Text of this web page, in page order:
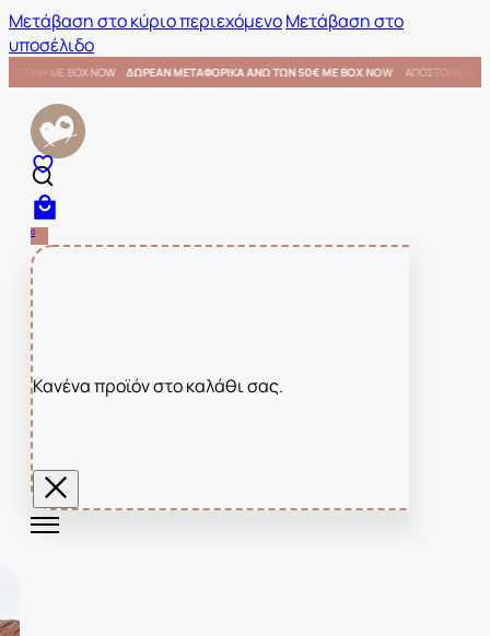
Μετάβαση στο κύριο περιεχόμενοΜετάβαση στο
υποσέλιδο
NOW ΑΠΟΣΤΟΛΗ ΜΕ BOX NOW ΔΩΡΕΑΝ ΜΕΤΑΦΟΡΙΚΑ ΑΝΩ ΤΩΝ 50€ ΜΕ BOX NOW
0
Κανένα προϊόν στο καλάθι σας.